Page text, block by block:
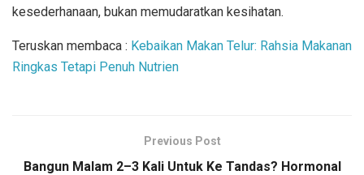
kesederhanaan, bukan memudaratkan kesihatan.
Teruskan membaca : Kebaikan Makan Telur: Rahsia Makanan
Ringkas Tetapi Penuh Nutrien
Previous Post
Bangun Malam 2–3 Kali Untuk Ke Tandas? Hormonal